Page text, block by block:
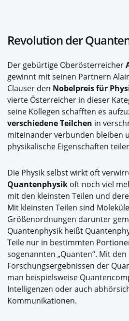
Revolution der
Der gebürtige Oberösterreicher
gewinnt mit seinen Partnern
Clauser den Nobelpreis für
vierte Österreicher in dieser
seine Kollegen schafften es
verschiedene Teilchen in
miteinander verbunden bleiben
physikalische Eigenschaften
Die Physik selbst wirkt oft
Quantenphysik oft noch viel
mit den kleinsten Teilen und
Mit kleinsten Teilen sind
Größenordnungen darunter
Quantenphysik heißt
Teile nur in bestimmten
sogenannten „Quanten“. Mit den
Forschungsergebnissen der
man beispielsweise
Intelligenzen oder auch
Kommunikationen.